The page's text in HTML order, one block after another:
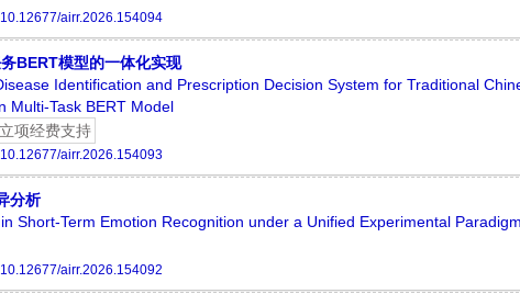
10.12677/airr.2026.154094
BERT模型的一体化实现
Identification and Prescription Decision System for Traditional
Multi-Task BERT Model
项经费支持
10.12677/airr.2026.154093
分析
Short-Term Emotion Recognition under a Unified Experimental Paradigm
10.12677/airr.2026.154092